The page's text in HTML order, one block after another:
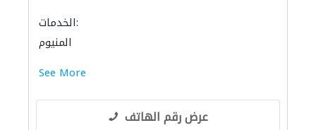
الخدمات:
المنيوم
See More
عرض رقم الهاتف